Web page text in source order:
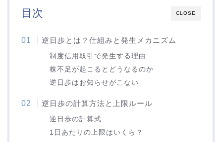
CLOSE
目次
逆日歩とは？仕組みと発生メカニズム
制度信用取引で発生する理由
株不足が起こるとどうなるのか
逆日歩はお知らせがこない
逆日歩の計算方法と上限ルール
逆日歩の計算式
1日あたりの上限はいくら？